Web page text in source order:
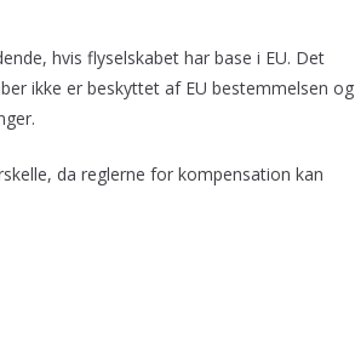
hvis flyselskabet har base i EU. Det
ikke er beskyttet af EU bestemmelsen og
da reglerne for kompensation kan